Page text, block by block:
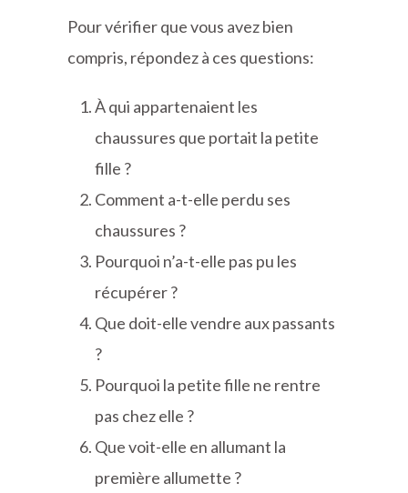
Pour vérifier que vous avez bien
compris, répondez à ces questions:
À qui appartenaient les
chaussures que portait la petite
fille ?
Comment a-t-elle perdu ses
chaussures ?
Pourquoi n’a-t-elle pas pu les
récupérer ?
Que doit-elle vendre aux passants
?
Pourquoi la petite fille ne rentre
pas chez elle ?
Que voit-elle en allumant la
première allumette ?